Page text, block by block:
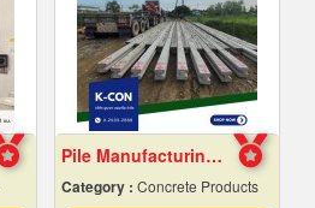
Pile Manufacturing Factory, Samut Prakan
Category : Concrete Products